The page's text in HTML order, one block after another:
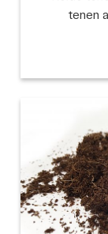
tenen